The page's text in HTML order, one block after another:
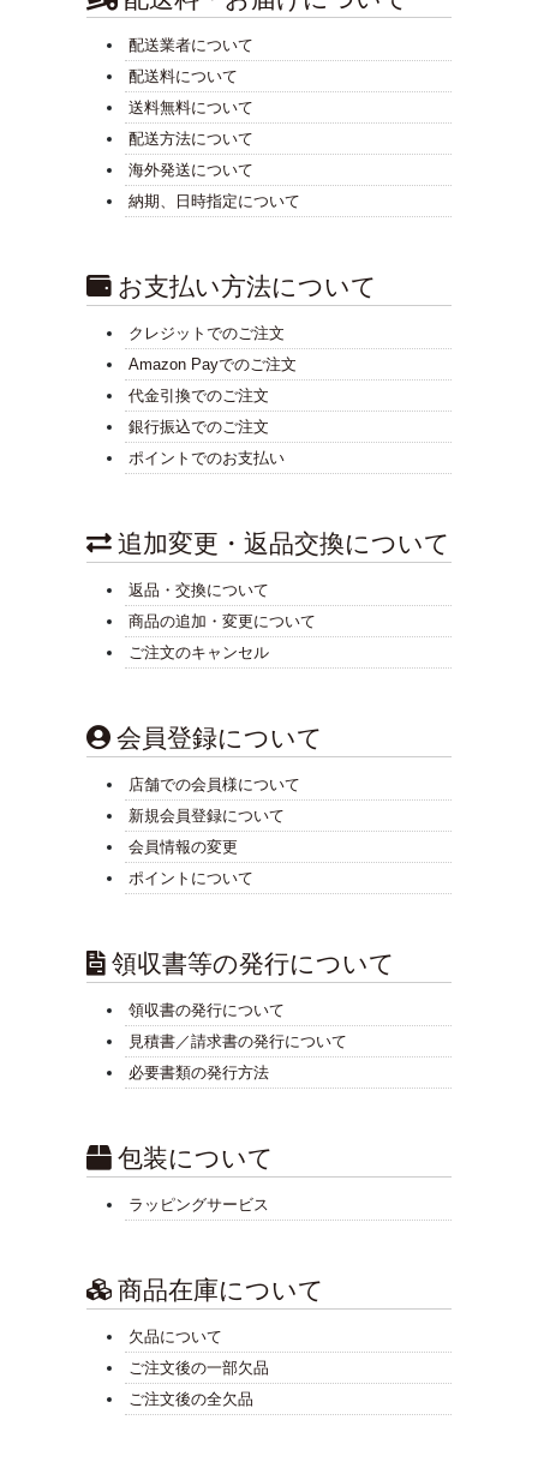
配送業者について
配送料について
送料無料について
配送方法について
海外発送について
納期、日時指定について
お支払い方法について
クレジットでのご注文
Amazon Payでのご注文
代金引換でのご注文
銀行振込でのご注文
ポイントでのお支払い
追加変更・返品交換について
返品・交換について
商品の追加・変更について
ご注文のキャンセル
会員登録について
店舗での会員様について
新規会員登録について
会員情報の変更
ポイントについて
領収書等の発行について
領収書の発行について
見積書／請求書の発行について
必要書類の発行方法
包装について
ラッピングサービス
商品在庫について
欠品について
ご注文後の一部欠品
ご注文後の全欠品